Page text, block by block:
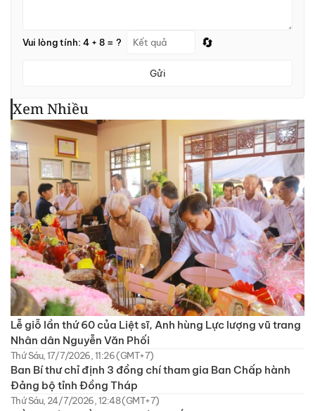
Vui lòng tính: 4 + 8 = ? 🔄
Gửi
Xem Nhiều
Lễ giỗ lần thứ 60 của Liệt sĩ, Anh hùng Lực lượng vũ trang
Nhân dân Nguyễn Văn Phối
Thứ Sáu, 17/7/2026, 11:26 (GMT+7)
Ban Bí thư chỉ định 3 đồng chí tham gia Ban Chấp hành
Đảng bộ tỉnh Đồng Tháp
Thứ Sáu, 24/7/2026, 12:48 (GMT+7)